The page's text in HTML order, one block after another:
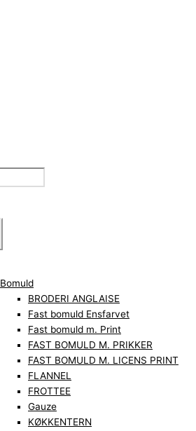
Bomuld
BRODERI ANGLAISE
Fast bomuld Ensfarvet
Fast bomuld m. Print
FAST BOMULD M. PRIKKER
FAST BOMULD M. LICENS PRINT
FLANNEL
FROTTEE
Gauze
KØKKENTERN